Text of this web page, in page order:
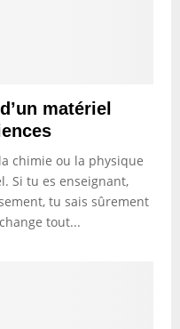
matériel
chimie ou la physique
Si tu es enseignant,
tu sais sûrement
tout...